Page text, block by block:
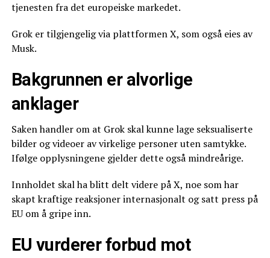
tjenesten fra det europeiske markedet.
Grok er tilgjengelig via plattformen X, som også eies av
Musk.
Bakgrunnen er alvorlige
anklager
Saken handler om at Grok skal kunne lage seksualiserte
bilder og videoer av virkelige personer uten samtykke.
Ifølge opplysningene gjelder dette også mindreårige.
Innholdet skal ha blitt delt videre på X, noe som har
skapt kraftige reaksjoner internasjonalt og satt press på
EU om å gripe inn.
EU vurderer forbud mot